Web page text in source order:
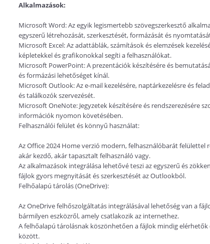
Alkalmazások:
Microsoft Word: Az egyik legismertebb szövegszerkesztő
egyszerű létrehozását, szerkesztését, formázását és
Microsoft Excel: Az adattáblák, számítások és elemzések
képletekkel és grafikonokkal segíti a felhasználókat.
Microsoft PowerPoint: A prezentációk készítésére és
és formázási lehetőséget kínál.
Microsoft Outlook: Az e-mail kezelésére, naptárkezelésre és
és találkozók szervezését.
Microsoft OneNote: Jegyzetek készítésére és rendszerezésére
információk nyomon követésében.
Felhasználói felület és könnyű használat:
Az Office 2024 Home verzió modern, felhasználóbarát
akár kezdő, akár tapasztalt felhasználó vagy.
Az alkalmazások integrálása lehetővé teszi az egyszerű és
fájlok gyors megnyitását és szerkesztését az Outlookból.
Felhőalapú tárolás (OneDrive):
Az OneDrive felhőszolgáltatás integrálásával lehetőség van a
bármilyen eszközről, amely csatlakozik az internethez.
A felhőalapú tárolásnak köszönhetően a fájlok mindig elérhetők
között.